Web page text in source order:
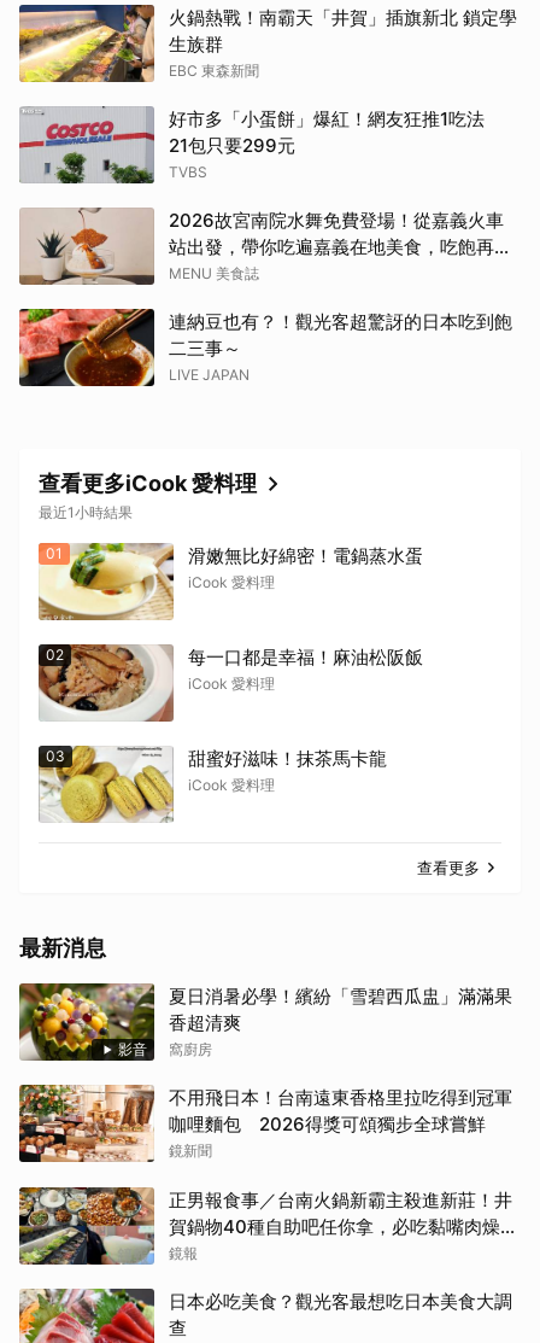
火鍋熱戰！南霸天「井賀」插旗新北 鎖定學
生族群
EBC 東森新聞
好市多「小蛋餅」爆紅！網友狂推1吃法
21包只要299元
TVBS
2026故宮南院水舞免費登場！從嘉義火車
站出發，帶你吃遍嘉義在地美食，吃飽再去
看夜間展演，這周末就這樣安排吧！
MENU 美食誌
連納豆也有？！觀光客超驚訝的日本吃到飽
二三事～
LIVE JAPAN
查看更多iCook 愛料理
最近1小時結果
01 滑嫩無比好綿密！電鍋蒸水蛋
iCook 愛料理
02 每一口都是幸福！麻油松阪飯
iCook 愛料理
03 甜蜜好滋味！抹茶馬卡龍
iCook 愛料理
查看更多
最新消息
影音
夏日消暑必學！繽紛「雪碧西瓜盅」滿滿果
香超清爽
窩廚房
不用飛日本！台南遠東香格里拉吃得到冠軍
咖哩麵包 2026得獎可頌獨步全球嘗鮮
鏡新聞
正男報食事／台南火鍋新霸主殺進新莊！井
賀鍋物40種自助吧任你拿，必吃黏嘴肉燥
飯、現做棉花糖
鏡報
日本必吃美食？觀光客最想吃日本美食大調
查